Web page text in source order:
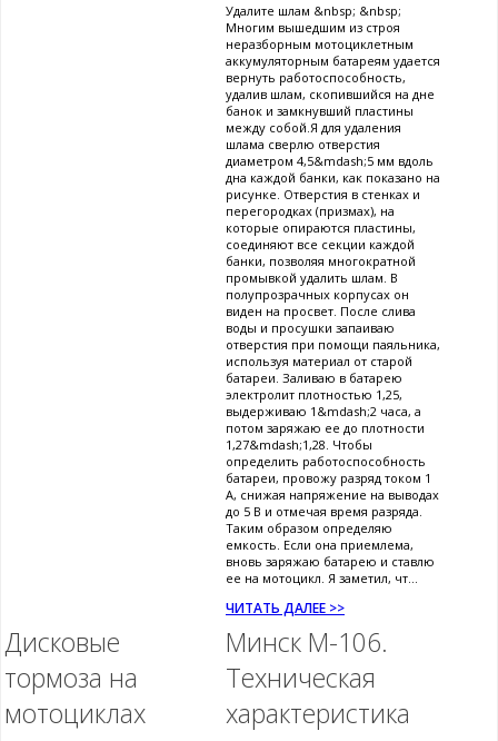
Удалите шлам &nbsp; &nbsp;
Многим вышедшим из строя
неразборным мотоциклетным
аккумуляторным батареям удается
вернуть работоспособность,
удалив шлам, скопившийся на дне
банок и замкнувший пластины
между собой.Я для удаления
шлама сверлю отверстия
диаметром 4,5&mdash;5 мм вдоль
дна каждой банки, как показано на
рисунке. Отверстия в стенках и
перегородках (призмах), на
которые опираются пластины,
соединяют все секции каждой
банки, позволяя многократной
промывкой удалить шлам. В
полупрозрачных корпусах он
виден на просвет. После слива
воды и просушки запаиваю
отверстия при помощи паяльника,
используя материал от старой
батареи. Заливаю в батарею
электролит плотностью 1,25,
выдерживаю 1&mdash;2 часа, а
потом заряжаю ее до плотности
1,27&mdash;1,28. Чтобы
определить работоспособность
батареи, провожу разряд током 1
А, снижая напряжение на выводах
до 5 В и отмечая время разряда.
Таким образом определяю
емкость. Если она приемлема,
вновь заряжаю батарею и ставлю
ее на мотоцикл. Я заметил, чт...
ЧИТАТЬ ДАЛЕЕ >>
Дисковые
тормоза на
мотоциклах
Минск М-106.
Техническая
характеристика